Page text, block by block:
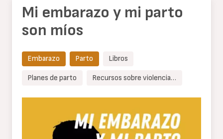
Mi embarazo y mi parto
son míos
Embarazo Parto Libros
Planes de parto Recursos sobre violencia…